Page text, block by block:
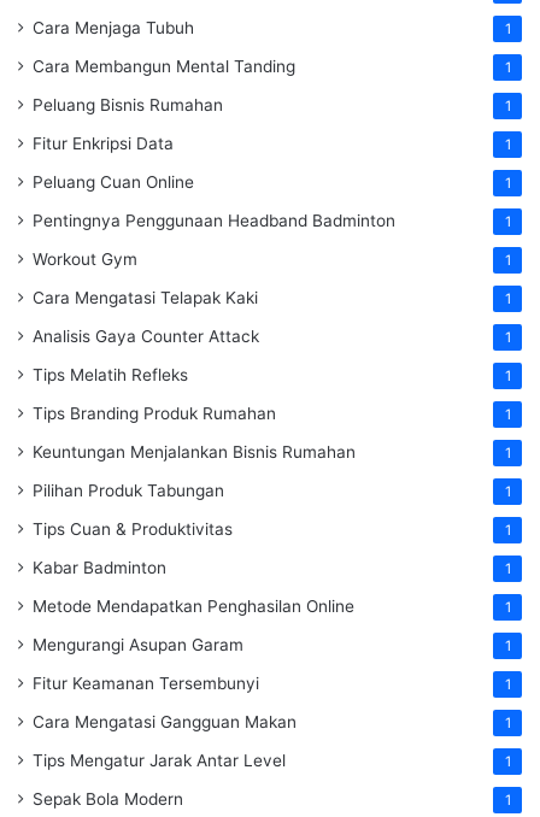
Cara Menjaga Tubuh 1
Cara Membangun Mental Tanding 1
Peluang Bisnis Rumahan 1
Fitur Enkripsi Data 1
Peluang Cuan Online 1
Pentingnya Penggunaan Headband Badminton 1
Workout Gym 1
Cara Mengatasi Telapak Kaki 1
Analisis Gaya Counter Attack 1
Tips Melatih Refleks 1
Tips Branding Produk Rumahan 1
Keuntungan Menjalankan Bisnis Rumahan 1
Pilihan Produk Tabungan 1
Tips Cuan & Produktivitas 1
Kabar Badminton 1
Metode Mendapatkan Penghasilan Online 1
Mengurangi Asupan Garam 1
Fitur Keamanan Tersembunyi 1
Cara Mengatasi Gangguan Makan 1
Tips Mengatur Jarak Antar Level 1
Sepak Bola Modern 1